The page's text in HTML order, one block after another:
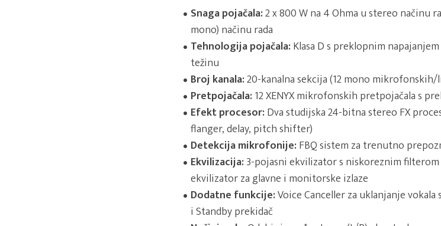
Snaga pojačala:2 x 800 W na 4 Ohma u stereo načinu
mono) načinu rada
Tehnologija pojačala:Klasa D s preklopnim
težinu
Broj kanala:20-kanalna sekcija (12 mono
Pretpojačala:12 XENYX mikrofonskih pretpojačala s
Efekt procesor:Dva studijska 24-bitna stereo FX
flanger, delay, pitch shifter)
Detekcija mikrofonije:FBQ sistem za trenutno
Ekvilizacija:3-pojasni ekvilizator s niskoreznim
ekvilizator za glavne i monitorske izlaze
Dodatne funkcije:Voice Canceller za uklanjanje
i Standby prekidač